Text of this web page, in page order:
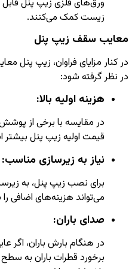
ورق‌های فلزی زیپ پنل
زیست کمک می‌کنند.
معایب سقف زیپ پنل
در کنار مزایای فراوان، زیپ پنل
در نظر گرفته شود:
هزینه اولیه بالا:
در مقایسه با برخی از
قیمت اولیه زیپ پنل
نیاز به زیرسازی مناسب:
برای نصب زیپ پنل، به
می‌تواند هزینه‌های اضافی
صدای باران:
در هنگام بارش باران،
برخورد قطرات باران به